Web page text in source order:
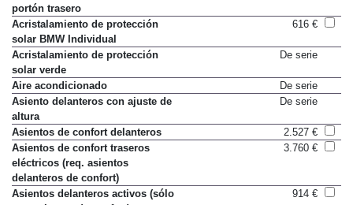
portón trasero
Acristalamiento de protección
solar BMW Individual
616 €
Acristalamiento de protección
solar verde
De serie
Aire acondicionado
De serie
Asiento delanteros con ajuste de
altura
De serie
Asientos de confort delanteros
2.527 €
Asientos de confort traseros
eléctricos (req. asientos
delanteros de confort)
3.760 €
Asientos delanteros activos (sólo
914 €